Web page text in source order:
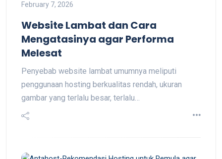
February 7, 2026
Website Lambat dan Cara
Mengatasinya agar Performa
Melesat
Penyebab website lambat umumnya meliputi
penggunaan hosting berkualitas rendah, ukuran
gambar yang terlalu besar, terlalu…